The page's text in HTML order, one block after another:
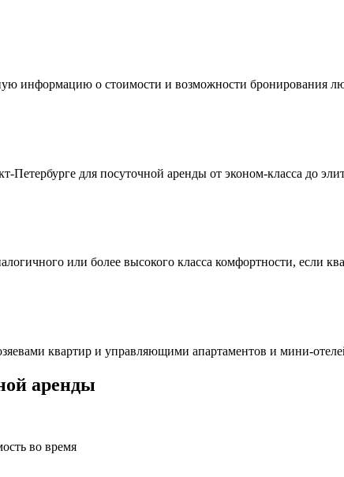
информацию о стоимости и возможности бронирования
для посуточной аренды от эконом-класса до
или более высокого класса комфортности, если
квартир и управляющими апартаментов и мини-
аренды
во время